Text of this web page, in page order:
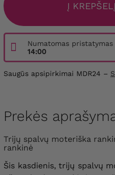
Į KREPŠELĮ
Numatomas pristatymas
14:00
Saugūs apsipirkimai MDR24 –
Prekės
Trijų spalvų moteriška rankinė – tobulas vasaros
rankinė
Šis kasdienis, trijų spalvų